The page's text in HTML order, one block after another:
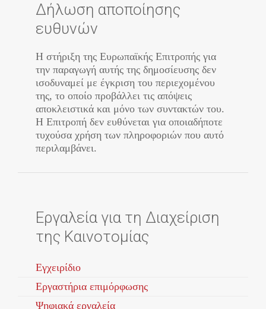
Δήλωση αποποίησης
ευθυνών
Η στήριξη της Ευρωπαϊκής Επιτροπής για
την παραγωγή αυτής της δημοσίευσης δεν
ισοδυναμεί με έγκριση του περιεχομένου
της, το οποίο προβάλλει τις απόψεις
αποκλειστικά και μόνο των συντακτών του.
Η Επιτροπή δεν ευθύνεται για οποιαδήποτε
τυχούσα χρήση των πληροφοριών που αυτό
περιλαμβάνει.
Εργαλεία για τη Διαχείριση
της Καινοτομίας
Εγχειρίδιο
Εργαστήρια επιμόρφωσης
Ψηφιακά εργαλεία